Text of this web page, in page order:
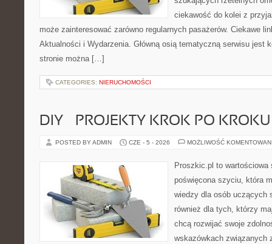
ciekawość do kolei z
może zainteresować zarówno regularnych pasażerów. Ciekawe
Aktualności i Wydarzenia. Główną osią tematyczną serwisu jest
stronie można […]
CATEGORIES: NIERUCHOMOŚCI
DIY – PROJEKTY KROK PO KROKU
POSTED BY ADMIN CZE - 5 - 2026 MOŻLIWOŚĆ
Proszkic.pl to wartościowa
poświęcona szyciu, która
wiedzy dla osób uczących
również dla tych, którzy
chcą rozwijać swoje
wskazówkach związanych